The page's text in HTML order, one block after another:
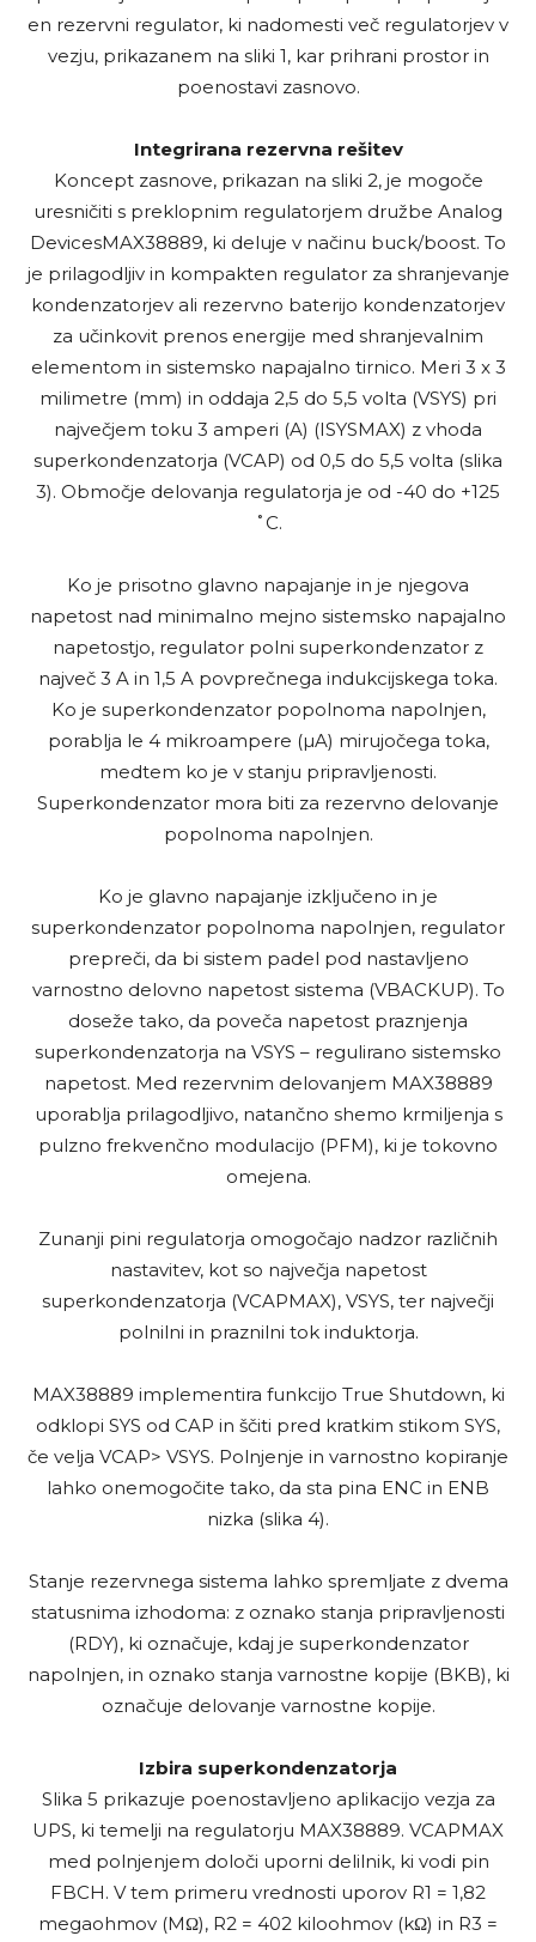
en rezervni regulator, ki nadomesti več regulatorjev v
vezju, prikazanem na sliki 1, kar prihrani prostor in
poenostavi zasnovo.
Integrirana rezervna rešitev
Koncept zasnove, prikazan na sliki 2, je mogoče
uresničiti s preklopnim regulatorjem družbe Analog
DevicesMAX38889, ki deluje v načinu buck/boost. To
je prilagodljiv in kompakten regulator za shranjevanje
kondenzatorjev ali rezervno baterijo kondenzatorjev
za učinkovit prenos energije med shranjevalnim
elementom in sistemsko napajalno tirnico. Meri 3 x 3
milimetre (mm) in oddaja 2,5 do 5,5 volta (VSYS) pri
največjem toku 3 amperi (A) (ISYSMAX) z vhoda
superkondenzatorja (VCAP) od 0,5 do 5,5 volta (slika
3). Območje delovanja regulatorja je od -40 do +125
˚C.
Ko je prisotno glavno napajanje in je njegova
napetost nad minimalno mejno sistemsko napajalno
napetostjo, regulator polni superkondenzator z
največ 3 A in 1,5 A povprečnega indukcijskega toka.
Ko je superkondenzator popolnoma napolnjen,
porablja le 4 mikroampere (µA) mirujočega toka,
medtem ko je v stanju pripravljenosti.
Superkondenzator mora biti za rezervno delovanje
popolnoma napolnjen.
Ko je glavno napajanje izključeno in je
superkondenzator popolnoma napolnjen, regulator
prepreči, da bi sistem padel pod nastavljeno
varnostno delovno napetost sistema (VBACKUP). To
doseže tako, da poveča napetost praznjenja
superkondenzatorja na VSYS – regulirano sistemsko
napetost. Med rezervnim delovanjem MAX38889
uporablja prilagodljivo, natančno shemo krmiljenja s
pulzno frekvenčno modulacijo (PFM), ki je tokovno
omejena.
Zunanji pini regulatorja omogočajo nadzor različnih
nastavitev, kot so največja napetost
superkondenzatorja (VCAPMAX), VSYS, ter največji
polnilni in praznilni tok induktorja.
MAX38889 implementira funkcijo True Shutdown, ki
odklopi SYS od CAP in ščiti pred kratkim stikom SYS,
če velja VCAP> VSYS. Polnjenje in varnostno kopiranje
lahko onemogočite tako, da sta pina ENC in ENB
nizka (slika 4).
Stanje rezervnega sistema lahko spremljate z dvema
statusnima izhodoma: z oznako stanja pripravljenosti
(RDY), ki označuje, kdaj je superkondenzator
napolnjen, in oznako stanja varnostne kopije (BKB), ki
označuje delovanje varnostne kopije.
Izbira superkondenzatorja
Slika 5 prikazuje poenostavljeno aplikacijo vezja za
UPS, ki temelji na regulatorju MAX38889. VCAPMAX
med polnjenjem določi uporni delilnik, ki vodi pin
FBCH. V tem primeru vrednosti uporov R1 = 1,82
megaohmov (MΩ), R2 = 402 kiloohmov (kΩ) in R3 =